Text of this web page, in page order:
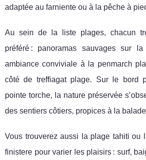
adaptée au farniente ou à la pêche à
Au sein de la liste plages, chacun
préféré : panoramas sauvages sur
ambiance conviviale à la penmarch
côté de treffiagat plage. Sur le bord
pointe torche, la nature préservée
des sentiers côtiers, propices à la
Vous trouverez aussi la plage tahiti ou
finistere pour varier les plaisirs : surf,